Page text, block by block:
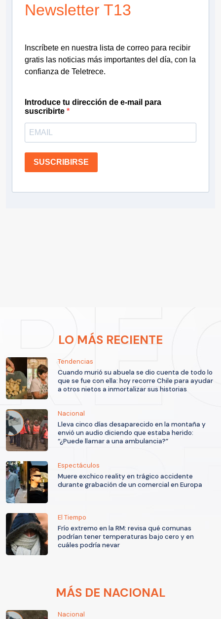
Newsletter T13
Inscríbete en nuestra lista de correo para recibir
gratis las noticias más importantes del día, con la
confianza de Teletrece.
Introduce tu dirección de e-mail para
suscribirte
SUSCRIBIRSE
LO MÁS RECIENTE
Tendencias
Cuando murió su abuela se dio cuenta de todo lo
que se fue con ella: hoy recorre Chile para ayudar
a otros nietos a inmortalizar sus historias
Nacional
Lleva cinco días desaparecido en la montaña y
envió un audio diciendo que estaba herido:
“¿Puede llamar a una ambulancia?”
Espectáculos
Muere exchico reality en trágico accidente
durante grabación de un comercial en Europa
El Tiempo
Frío extremo en la RM: revisa qué comunas
podrían tener temperaturas bajo cero y en
cuáles podría nevar
MÁS DE NACIONAL
Nacional